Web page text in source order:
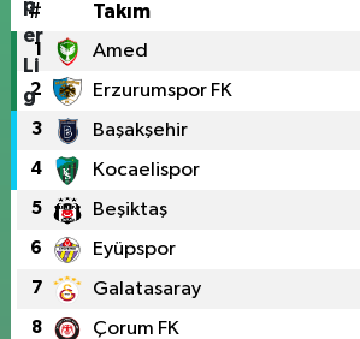
# Takım
1 Amed
2 Erzurumspor FK
3 Başakşehir
4 Kocaelispor
5 Beşiktaş
6 Eyüpspor
7 Galatasaray
8 Çorum FK